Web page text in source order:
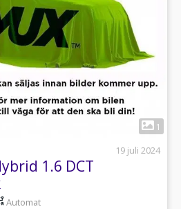
1
19 juli 2024
1.6 DCT
Automat